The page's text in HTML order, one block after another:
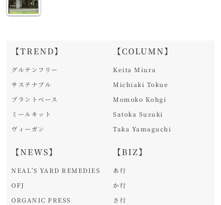
【TREND】
グルテンフリー
サステナブル
プラントベース
ミールキット
ヴィーガン
【NEWS】
NEAL'S YARD REMEDIES
OFJ
ORGANIC PRESS
【COLUMN】
Keita Miura
Michiaki Tokue
Momoko Kohgi
Satoka Suzuki
Taka Yamaguchi
【BIZ】
あ行
か行
さ行